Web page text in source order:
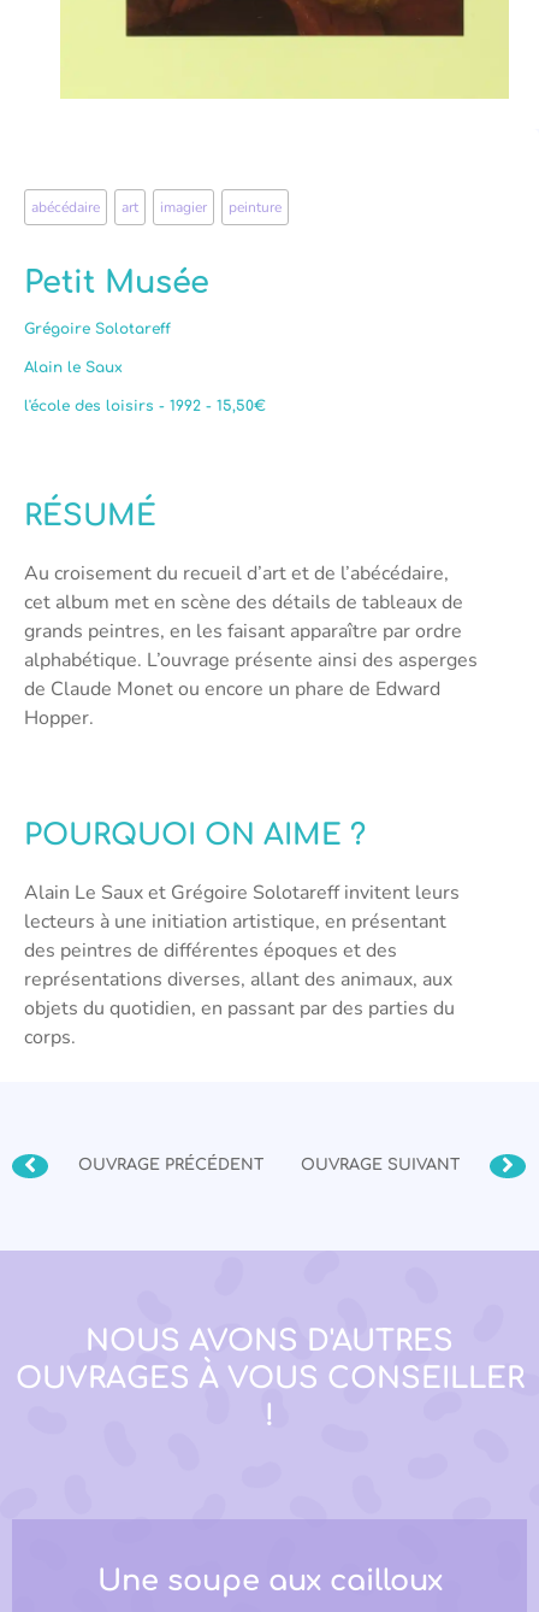
abécédaire art imagier peinture
Petit Musée
Grégoire Solotareff
Alain le Saux
l'école des loisirs - 1992 - 15,50€
RÉSUMÉ
Au croisement du recueil d’art et de l’abécédaire,
cet album met en scène des détails de tableaux de
grands peintres, en les faisant apparaître par ordre
alphabétique. L’ouvrage présente ainsi des asperges
de Claude Monet ou encore un phare de Edward
Hopper.
POURQUOI ON AIME ?
Alain Le Saux et Grégoire Solotareff invitent leurs
lecteurs à une initiation artistique, en présentant
des peintres de différentes époques et des
représentations diverses, allant des animaux, aux
objets du quotidien, en passant par des parties du
corps.
OUVRAGE PRÉCÉDENT OUVRAGE SUIVANT
NOUS AVONS D'AUTRES
OUVRAGES À VOUS CONSEILLER
!
Une soupe aux cailloux